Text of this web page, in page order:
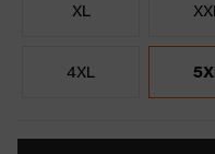
XL XXL
4XL